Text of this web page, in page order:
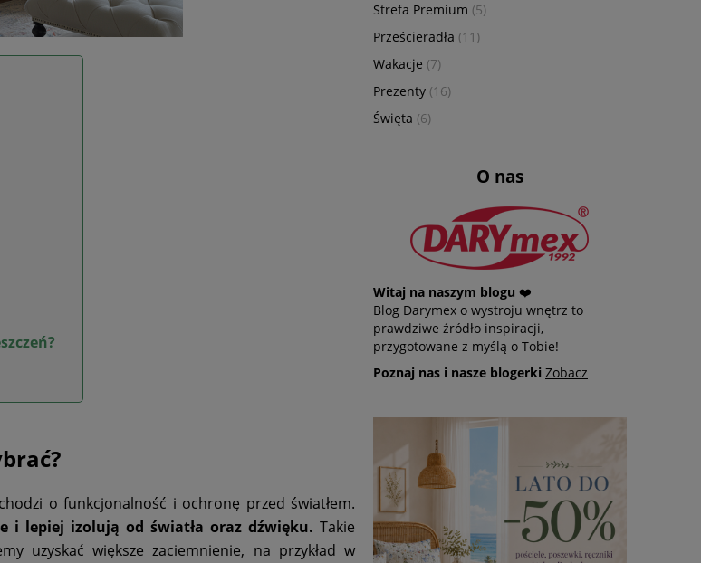
o funkcjonalność i ochronę przed światłem.
i lepiej izolują od światła oraz dźwięku. Takie
uzyskać większe zaciemnienie, na przykład w
Strefa Premium (5)
Prześcieradła (11)
Wakacje (7)
Prezenty (16)
Święta (6)
O nas
Witaj na naszym blogu ❤️
Blog Darymex o wystroju wnętrz to
prawdziwe źródło inspiracji,
przygotowane z myślą o Tobie!
Poznaj nas i nasze blogerki Zobacz